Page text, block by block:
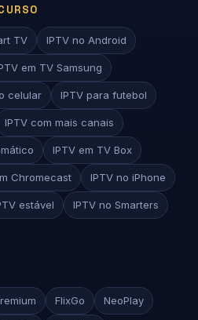
TV IPTV no Android
em TV Samsung
celular IPTV para futebol
IPTV com mais canais
IPTV em TV Box
Chromecast IPTV no iPhone
estável IPTV no Smarters
FlixGo NeoPlay